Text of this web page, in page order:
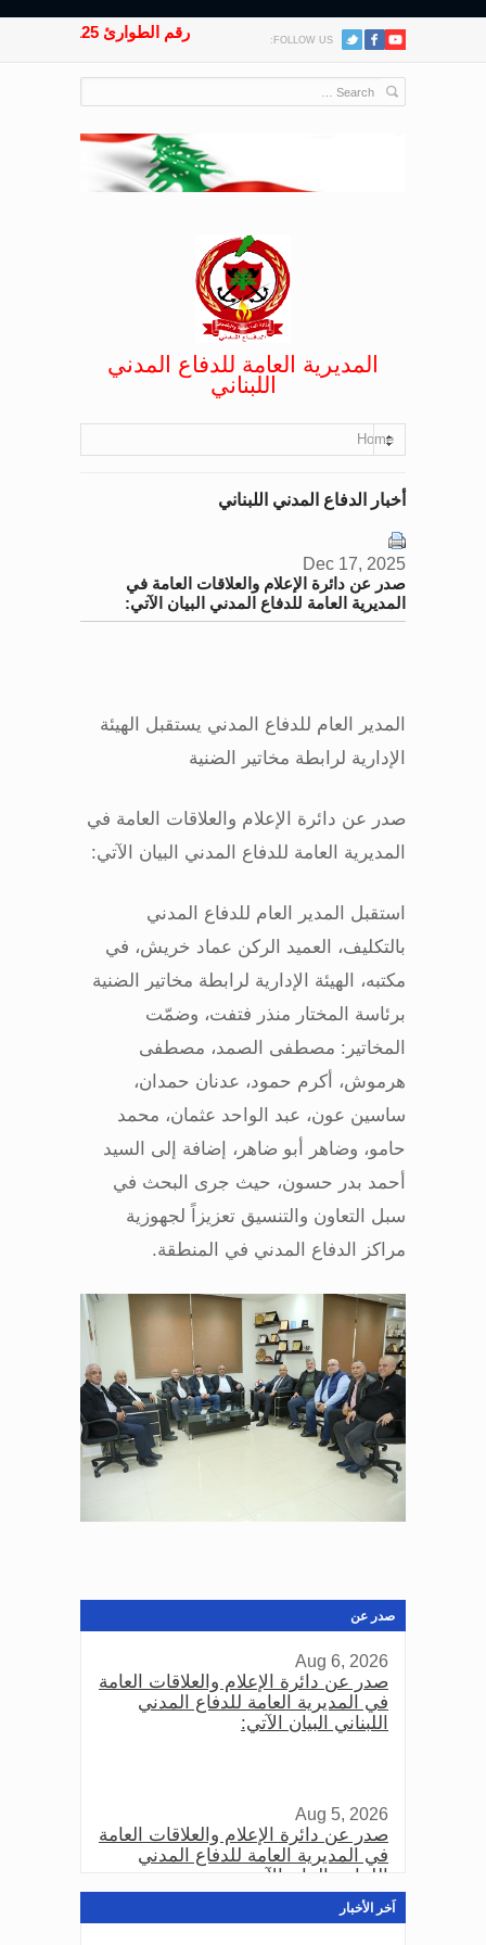
FOLLOW US: رقم الطوارئ 125
المديرية العامة للدفاع المدني
اللبناني
Home
أخبار الدفاع المدني اللبناني
Dec 17, 2025
صدر عن دائرة الإعلام والعلاقات العامة في
المديرية العامة للدفاع المدني البيان الآتي:
المدير العام للدفاع المدني يستقبل الهيئة
الإدارية لرابطة مخاتير الضنية
صدر عن دائرة الإعلام والعلاقات العامة في
المديرية العامة للدفاع المدني البيان الآتي:
استقبل المدير العام للدفاع المدني
بالتكليف، العميد الركن عماد خريش، في
مكتبه، الهيئة الإدارية لرابطة مخاتير الضنية
برئاسة المختار منذر فتفت، وضمّت
المخاتير: مصطفى الصمد، مصطفى
هرموش، أكرم حمود، عدنان حمدان،
ساسين عون، عبد الواحد عثمان، محمد
حامو، وضاهر أبو ضاهر، إضافة إلى السيد
أحمد بدر حسون، حيث جرى البحث في
سبل التعاون والتنسيق تعزيزاً لجهوزية
مراكز الدفاع المدني في المنطقة.
صدر عن
Aug 6, 2026
صدر عن دائرة الإعلام والعلاقات العامة
في المديرية العامة للدفاع المدني
اللبناني البيان الآتي:
Aug 5, 2026
صدر عن دائرة الإعلام والعلاقات العامة
في المديرية العامة للدفاع المدني
اللبناني البيان الآتي:
اَخر الأخبار